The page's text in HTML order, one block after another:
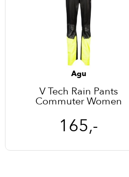
Agu
V Tech Rain Pants
Commuter Women
165,-